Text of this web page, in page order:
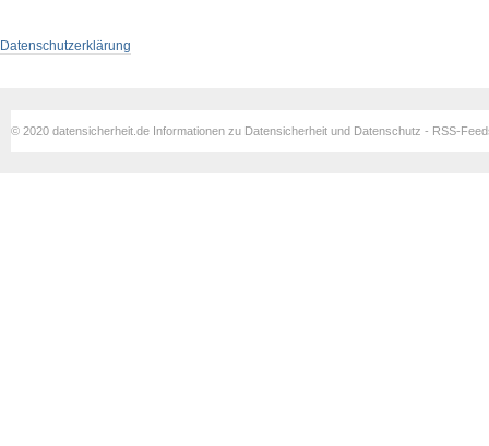
Datenschutzerklärung
© 2020 datensicherheit.de Informationen zu Datensicherheit und Datenschutz - RSS-